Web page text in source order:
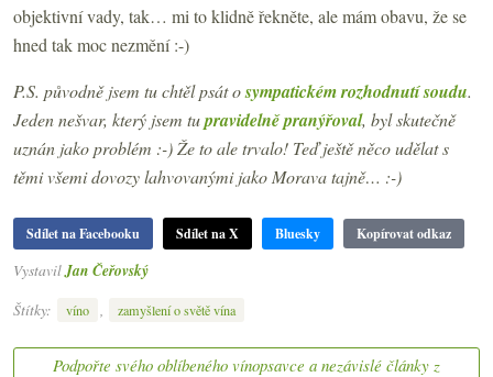
objektivní vady, tak… mi to klidně řekněte, ale mám obavu, že se
hned tak moc nezmění :-)
P.S. původně jsem tu chtěl psát osympatickém rozhodnutí soudu.
Jeden nešvar, který jsem tupravidelně pranýřoval, byl skutečně
uznán jako problém :-) Že to ale trvalo! Teď ještě něco udělat s
těmi všemi dovozy lahvovanými jako Morava tajně… :-)
Sdílet na Facebooku Sdílet na X Bluesky Kopírovat odkaz
Vystavil Jan Čeřovský
Štítky:
víno , zamyšlení o světě vína
Podpořte svého oblíbeného vínopsavce a nezávislé články z